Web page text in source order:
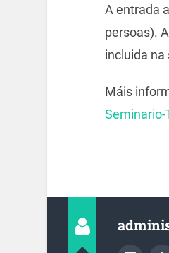
A entrada
persoas).
incluida na
Máis
Seminario-